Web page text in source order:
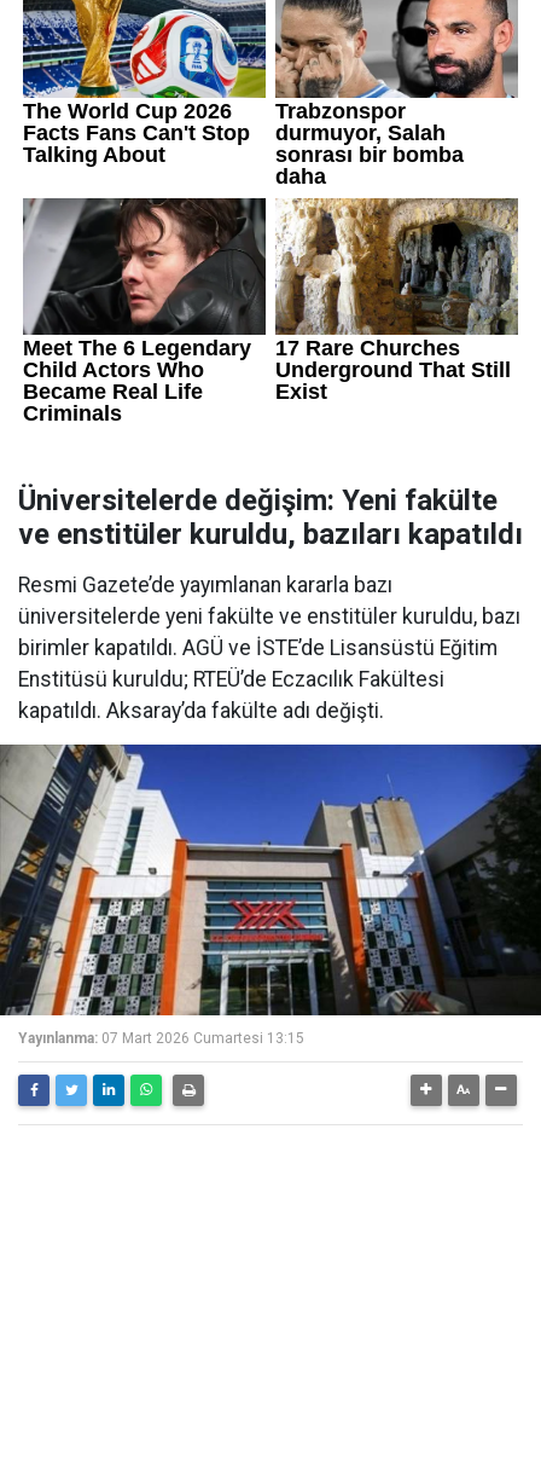
Üniversitelerde değişim: Yeni fakülte
ve enstitüler kuruldu, bazıları kapatıldı
Resmi Gazete’de yayımlanan kararla bazı
üniversitelerde yeni fakülte ve enstitüler kuruldu, bazı
birimler kapatıldı. AGÜ ve İSTE’de Lisansüstü Eğitim
Enstitüsü kuruldu; RTEÜ’de Eczacılık Fakültesi
kapatıldı. Aksaray’da fakülte adı değişti.
Yayınlanma: 07 Mart 2026 Cumartesi 13:15